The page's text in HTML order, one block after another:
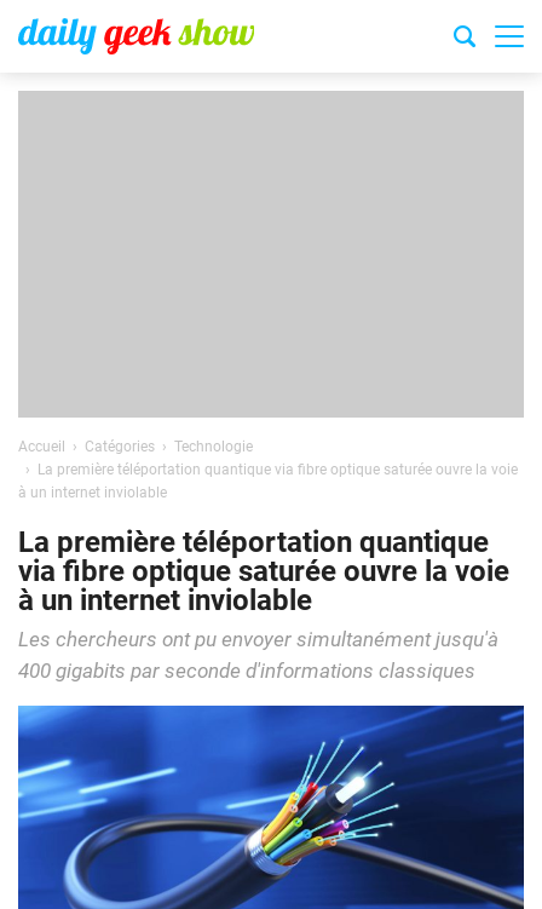
Accueil Catégories
Technologie
La première téléportation quantique via fibre optique saturée ouvre la voie
à un internet inviolable
La première téléportation quantique
via fibre optique saturée ouvre la voie
à un internet inviolable
Les chercheurs ont pu envoyer simultanément jusqu'à
400 gigabits par seconde d'informations classiques